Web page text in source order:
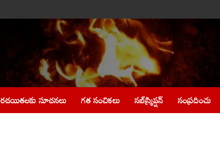
రచయితలకు సూచనలు గత సంచికలు సబ్‌స్క్రిప్షన్ సంప్రదించు